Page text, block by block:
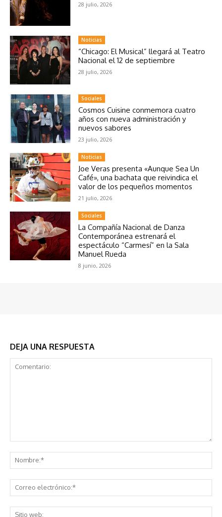
28 julio, 2026
Noticias
“Chicago: El Musical” llegará al Teatro
Nacional el 12 de septiembre
28 julio, 2026
Sociales
Cosmos Cuisine conmemora cuatro
años con nueva administración y
nuevos sabores
23 julio, 2026
Noticias
Joe Veras presenta «Aunque Sea Un
Café», una bachata que reivindica el
valor de los pequeños momentos
21 julio, 2026
Sociales
La Compañía Nacional de Danza
Contemporánea estrenará el
espectáculo “Carmesí” en la Sala
Manuel Rueda
8 junio, 2026
DEJA UNA RESPUESTA